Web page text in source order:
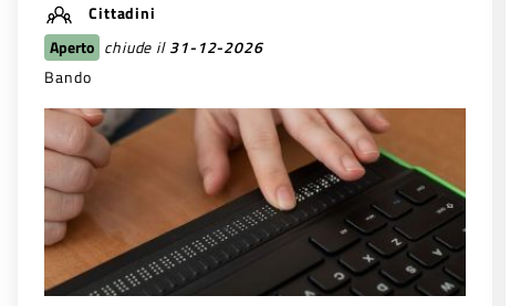
Cittadini
Aperto chiude il 31-12-2026
Bando